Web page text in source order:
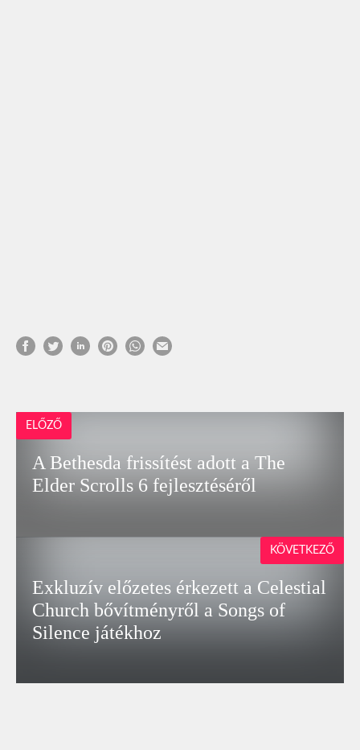
ELŐZŐ
A Bethesda frissítést adott a The
Elder Scrolls 6 fejlesztéséről
Exkluzív előzetes érkezett a Celestial
Church bővítményről a Songs of
Silence játékhoz
KÖVETKEZŐ